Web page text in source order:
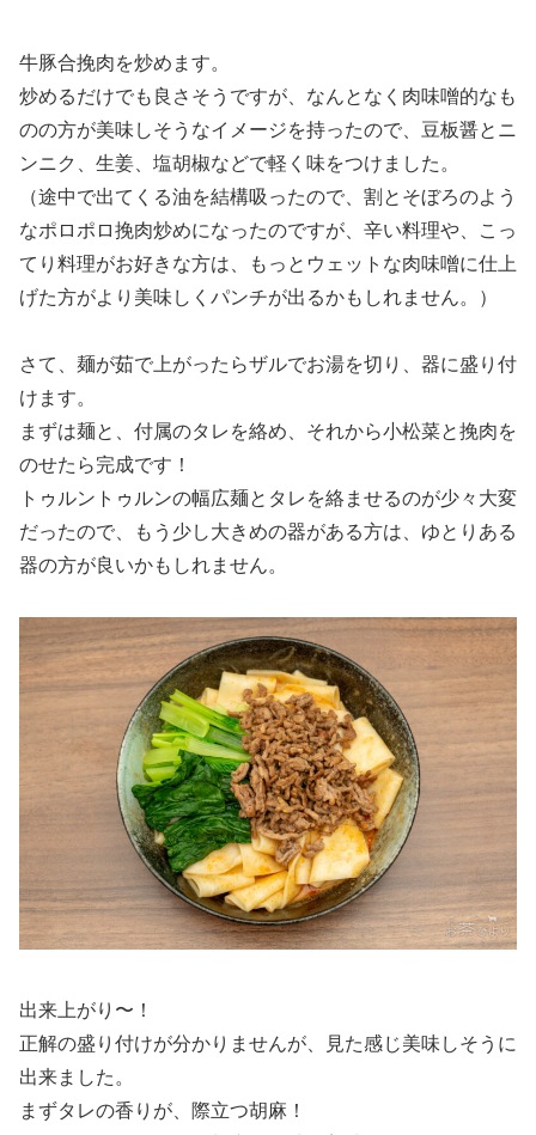
牛豚合挽肉を炒めます。
炒めるだけでも良さそうですが、なんとなく肉味噌的なも
のの方が美味しそうなイメージを持ったので、豆板醤とニ
ンニク、生姜、塩胡椒などで軽く味をつけました。
（途中で出てくる油を結構吸ったので、割とそぼろのよう
なポロポロ挽肉炒めになったのですが、辛い料理や、こっ
てり料理がお好きな方は、もっとウェットな肉味噌に仕上
げた方がより美味しくパンチが出るかもしれません。）
さて、麺が茹で上がったらザルでお湯を切り、器に盛り付
けます。
まずは麺と、付属のタレを絡め、それから小松菜と挽肉を
のせたら完成です！
トゥルントゥルンの幅広麺とタレを絡ませるのが少々大変
だったので、もう少し大きめの器がある方は、ゆとりある
器の方が良いかもしれません。
出来上がり〜！
正解の盛り付けが分かりませんが、見た感じ美味しそうに
出来ました。
まずタレの香りが、際立つ胡麻！